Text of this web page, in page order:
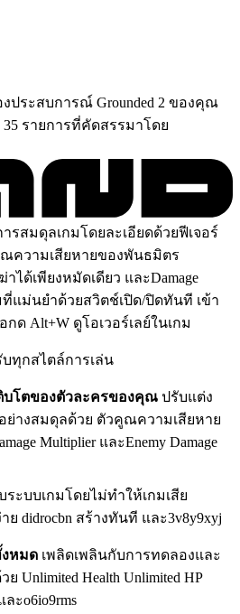
ประสบการณ์ Grounded 2 ของคุณ
รายการที่คัดสรรมาโดย
รสมดุลเกมโดยละเอียดด้วยฟีเจอร์
ณความเสียหายของพันธมิตร
ด้เพียงหมัดเดียว และDamage
แม่นยำด้วยสวิตช์เปิด/ปิดทันที เข้า
ด Alt+W ดูโอเวอร์เลย์ในเกม
ทุกสไตล์การเล่น
บโตของตัวละครของคุณ ปรับแต่ง
างสมดุลด้วย ตัวคูณความเสียหาย
Multiplier และEnemy Damage
ระบบเกมโดยไม่ทำให้เกมเสีย
didrocbn สร้างทันที และ3v8y9xyj
หมด เพลิดเพลินกับการทดลองและ
Unlimited Health Unlimited HP
ะo6io9rms